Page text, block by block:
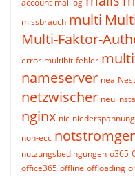
account maillog
missbrauch multi
Multi-Faktor-
error multibit-fehler
nameserver nea
netzwischer neu
nginx nic
non-ecc
nutzungsbedingungen o365
office365 offline offloading